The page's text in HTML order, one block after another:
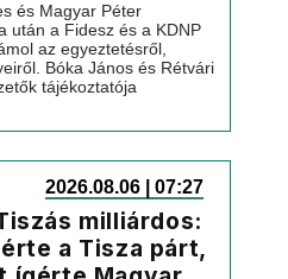
és Magyar Péter
után a Fidesz és a KDNP
az egyeztetésről,
Bóka János és Rétvári
tájékoztatója
2026.08.06 | 07:27
milliárdos:
a Tisza párt,